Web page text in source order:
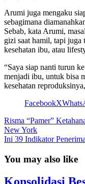
Arumi juga mengaku
sebagimana
Sebab, kata Arumi,
gizi saat hamil, tapi juga
kesehatan ibu, atau
“Saya siap nanti turun
menjadi ibu, untuk bisa
kesehatan
FacebookX
Risma “Pamer”
New York
Ini 39 Indikator
You may also like